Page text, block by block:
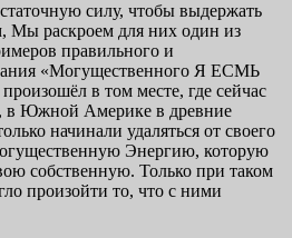
силу, чтобы выдержать
раскроем для них один из
правильного и
«Могущественного Я ЕСМЬ
в том месте, где сейчас
Южной Америке в древние
начинали удаляться от своего
Энергию, которую
собственную. Только при таком
произойти то, что с ними